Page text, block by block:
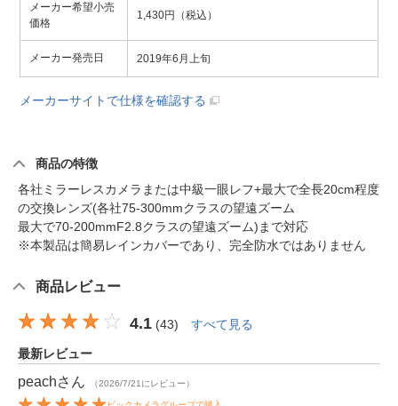
メーカー希望小売
価格
1,430円（税込）
メーカー発売日 2019年6月上旬
メーカーサイトで仕様を確認する
商品の特徴
各社ミラーレスカメラまたは中級一眼レフ+最大で全長20cm程度
の交換レンズ(各社75-300mmクラスの望遠ズーム
最大で70-200mmF2.8クラスの望遠ズーム)まで対応
※本製品は簡易レインカバーであり、完全防水ではありません
商品レビュー
4.1 (43) すべて見る
最新レビュー
peachさん （2026/7/21にレビュー）